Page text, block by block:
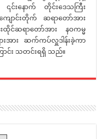
၎င်းနောက် တိုင်းဒေသကြီး
ောင်းတိုက် ဆရာတော်အား
းထိုင်ဆရာတော်အား နဝကမ္မ
းအား ဆက်ကပ်လှူဒါန်းခဲ့ကာ
ောင်း သတင်းရရှိ သည်။